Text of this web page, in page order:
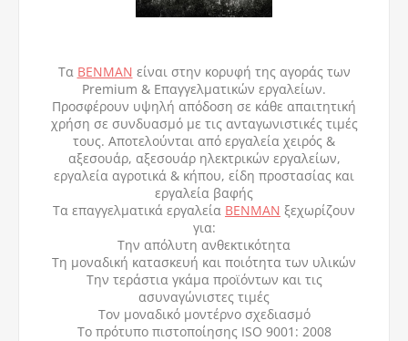
Τα BENMAN είναι στην κορυφή της αγοράς των
Premium & Επαγγελματικών εργαλείων.
Προσφέρουν υψηλή απόδοση σε κάθε απαιτητική
χρήση σε συνδυασμό με τις ανταγωνιστικές τιμές
τους. Αποτελούνται από εργαλεία χειρός &
αξεσουάρ, αξεσουάρ ηλεκτρικών εργαλείων,
εργαλεία αγροτικά & κήπου, είδη προστασίας και
εργαλεία βαφής
Τα επαγγελματικά εργαλεία BENMAN ξεχωρίζουν
για:
Την απόλυτη ανθεκτικότητα
Τη μοναδική κατασκευή και ποιότητα των υλικών
Την τεράστια γκάμα προϊόντων και τις
ασυναγώνιστες τιμές
Τον μοναδικό μοντέρνο σχεδιασμό
Το πρότυπο πιστοποίησης ISO 9001: 2008